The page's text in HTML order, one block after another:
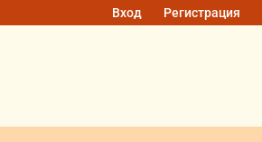
Вход Регистрация